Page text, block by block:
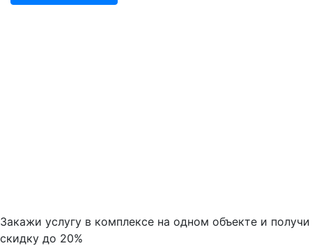
Закажи услугу в комплексе на одном объекте и получи
скидку до 20%